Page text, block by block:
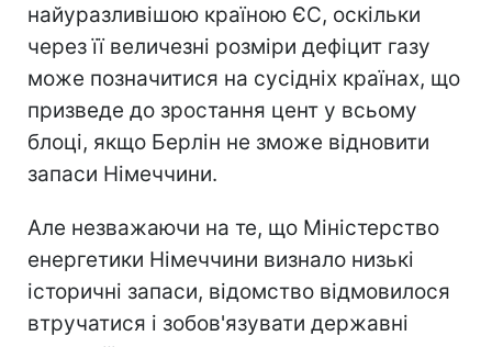
найуразливішою країною ЄС, оскільки
через її величезні розміри дефіцит газу
може позначитися на сусідніх країнах, що
призведе до зростання цент у всьому
блоці, якщо Берлін не зможе відновити
запаси Німеччини.
Але незважаючи на те, що Міністерство
енергетики Німеччини визнало низькі
історичні запаси, відомство відмовилося
втручатися і зобов'язувати державні